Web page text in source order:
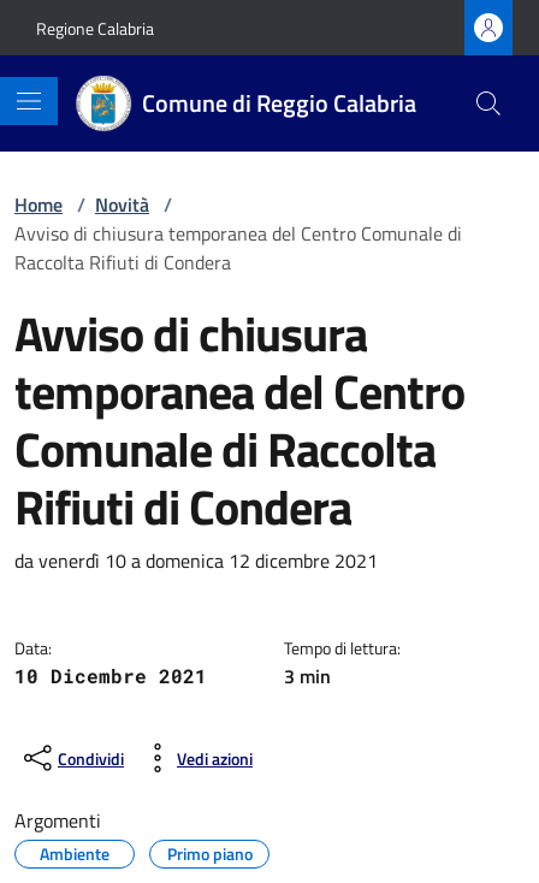
Regione Calabria
Comune di Reggio Calabria
Home / Novità /
Avviso di chiusura temporanea del Centro Comunale di
Raccolta Rifiuti di Condera
Avviso di chiusura
temporanea del Centro
Comunale di Raccolta
Rifiuti di Condera
Dettagli della notizia
da venerdì 10 a domenica 12 dicembre 2021
Data:
10 Dicembre 2021
Tempo di lettura:
3 min
Condividi Vedi azioni
Argomenti
Ambiente Primo piano